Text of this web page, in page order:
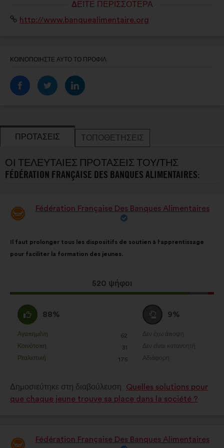
public.
ΔΕΊΤΕ ΠΕΡΙΣΣΌΤΕΡΑ
Ιστότοπος:
http://www.banquealimentaire.org
ΚΟΙΝΟΠΟΙΉΣΤΕ ΑΥΤΌ ΤΟ ΠΡΟΦΊΛ
ΠΡΟΤΆΣΕΙΣ ΤΟΠΟΘΕΤΉΣΕΙΣ
ΟΙ ΤΕΛΕΥΤΑΊΕΣ ΠΡΟΤΆΣΕΙΣ ΤΟΥ/ΤΗΣ
FÉDÉRATION FRANÇAISE DES BANQUES ALIMENTAIRES:
Πρόταση
Fédération Française Des Banques Alimentaires
της
πρότασης:
Il faut prolonger tous les dispositifs de soutien à l'apprentissage
pour faciliter la formation des jeunes.
Η
πρόταση
520 ψήφοι
κατανομή:
Συμφωνώ
:
88%
ως
εξής:
Αγαπημένη
: 62
φορές
Κοινότοπη
: 31
φορές
Ρεαλιστική
: 175
φορές
Ουδέτερη
ψήφος
:
9%
ως
εξής:
Δεν έχω άποψη
:φορές
Δεν είναι κατανοητή
:φορές
Αδιάφορη
φορές
Δημοσιεύτηκε στη διαβούλευση
Quelles solutions pour
que chaque jeune trouve sa place dans la société ?
Fédération Française Des Banques Alimentaires